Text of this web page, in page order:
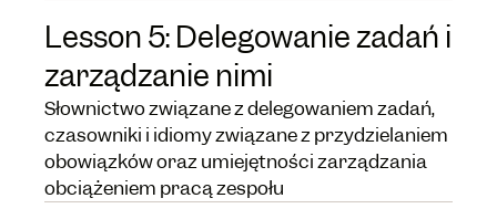
Lesson 5: Delegowanie zadań i
zarządzanie nimi
Słownictwo związane z delegowaniem zadań,
czasowniki i idiomy związane z przydzielaniem
obowiązków oraz umiejętności zarządzania
obciążeniem pracą zespołu